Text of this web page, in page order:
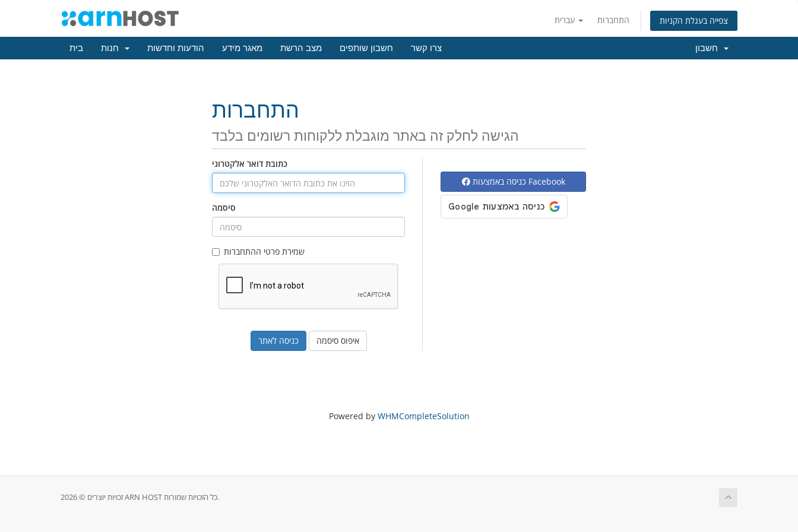
התחברות צפייה בעגלת הקניות
בית הודעות וחדשות מאגר מידע מצב הרשת חשבון שותפים צרו קשר
התחברות
הגישה לחלק זה באתר מוגבלת ללקוחות רשומים בלבד
כתובת דואר אלקטרוני
סיסמה
שמירת פרטי ההתחברות
איפוס סיסמה
כניסה באמצעות Facebook
Powered by WHMCompleteSolution
זכויות יוצרים © 2026 ARN HOST כל הזכויות שמורות.